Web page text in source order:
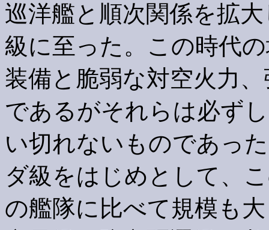
巡洋艦と順次関係を拡
級に至った。この時代
装備と脆弱な対空火力
であるがそれらは必ず
い切れないものであっ
ダ級をはじめとして、
の艦隊に比べて規模も